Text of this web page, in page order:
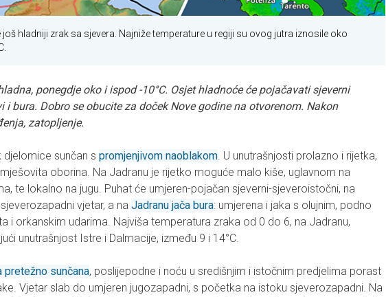
još hladniji zrak sa sjevera. Najniže temperature u regiji su ovog jutra iznosile oko
ponegdje oko i ispod -10°C. Osjet hladnoće će pojačavati sjeverni
i bura. Dobro se obucite za doček Nove godine na otvorenom. Nakon
zatopljenje.
djelomice sunčan s promjenjivom naoblakom. U unutrašnjosti prolazno i rijetka,
oborina. Na Jadranu je rijetko moguće malo kiše, uglavnom na
te lokalno na jugu. Puhat će umjeren-pojačan sjeverni-sjeveroistočni, na
vjetar, a na Jadranu jača bura: umjerena i jaka s olujnim, podno
i orkanskim udarima. Najviša temperatura zraka od 0 do 6, na Jadranu,
unutrašnjost Istre i Dalmacije, između 9 i 14°C.
pretežno sunčana, poslijepodne i noću u središnjim i istočnim predjelima porast
Vjetar slab do umjeren jugozapadni, s početka na istoku sjeverozapadni. Na